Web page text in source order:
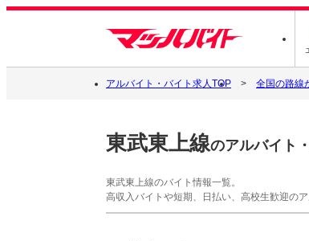
アルバイト・バイト求人TOP 全国の路線
東武東上線のアルバイト
東武東上線のバイト情報一覧。
高収入バイトや短期、日払い、高校生歓迎の